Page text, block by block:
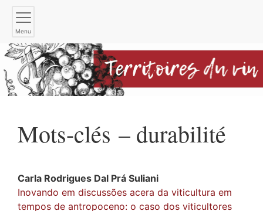
Menu
Mots-clés – durabilité
Carla Rodrigues Dal Prá Suliani
Inovando em discussões acera da viticultura em
tempos de antropoceno: o caso dos viticultores